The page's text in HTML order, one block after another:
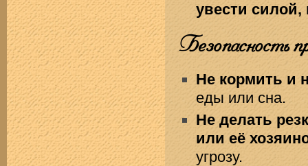
увести силой,
Безопасность
Не кормить и
еды или сна.
Не делать
или её
угрозу.